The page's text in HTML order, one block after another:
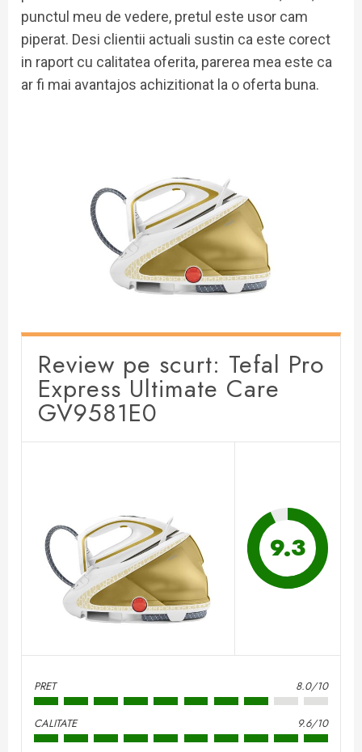
punctul meu de vedere, pretul este usor cam
piperat. Desi clientii actuali sustin ca este corect
in raport cu calitatea oferita, parerea mea este ca
ar fi mai avantajos achizitionat la o oferta buna.
Review pe scurt: Tefal Pro
Express Ultimate Care
GV9581E0
9.3
PRET 8.0/10
CALITATE 9.6/10